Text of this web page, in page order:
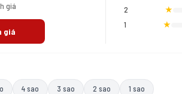
giá
giá
2
★
1
★
4 sao 3 sao 2 sao 1 sao